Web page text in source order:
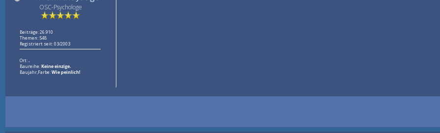
OSC-Psychologe
Beiträge: 26.910
Themen: 548
Registriert seit: 03/2003
Ort: .
Baureihe:Keine einzige.
Baujahr,Farbe:Wie peinlich!